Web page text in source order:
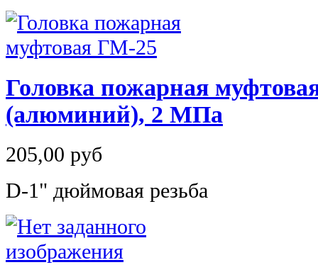
Головка пожарная
(алюминий), 2 МПа
205,00 руб
D-1" дюймовая резьба